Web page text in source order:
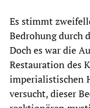
Es stimmt
Bedrohung durch
Doch es war die
Restauration des
imperialistischen
versucht, dieser